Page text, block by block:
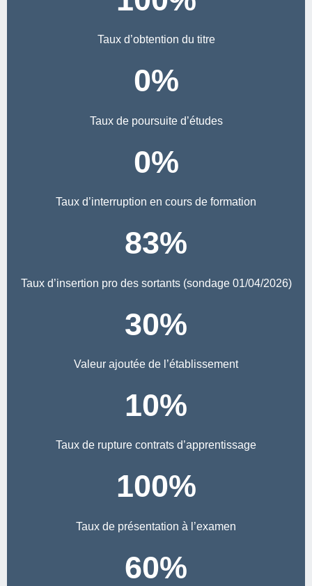
Taux d’obtention du titre
0%
Taux de poursuite d’études
0%
Taux d’interruption en cours de formation
83%
Taux d’insertion pro des sortants (sondage 01/04/2026)
30%
Valeur ajoutée de l’établissement
10%
Taux de rupture contrats d’apprentissage
100%
Taux de présentation à l’examen
60%